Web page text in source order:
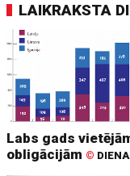
LAIKRAKSTA
Labs gads
obligācijām © DIENA